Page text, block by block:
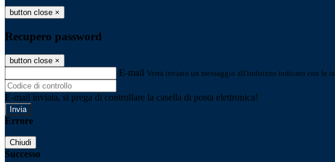
button close ×
Recupero password
button close ×
E-mail Verrà inviato un messaggio all'indirizzo indicato con le
E-mail inviata, si prega di controllare la casella di posta elettronica!
Errore
Chiudi
Successo